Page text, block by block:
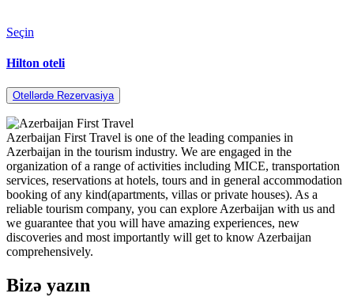
Seçin
Hilton oteli
Otellərdə Rezervasiya
Azerbaijan First Travel is one of the leading companies in
Azerbaijan in the tourism industry. We are engaged in the
organization of a range of activities including MICE, transportation
services, reservations at hotels, tours and in general accommodation
booking of any kind(apartments, villas or private houses). As a
reliable tourism company, you can explore Azerbaijan with us and
we guarantee that you will have amazing experiences, new
discoveries and most importantly will get to know Azerbaijan
comprehensively.
Bizə yazın